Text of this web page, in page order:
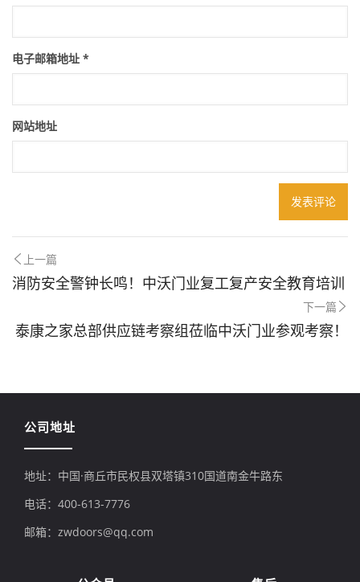
电子邮箱地址 *
网站地址
上一篇
消防安全警钟长鸣！中沃门业复工复产安全教育培训
下一篇
泰康之家总部供应链考察组莅临中沃门业参观考察！
公司地址
地址：中国·商丘市民权县双塔镇310国道南金牛路东
电话：400-613-7776
邮箱：zwdoors@qq.com